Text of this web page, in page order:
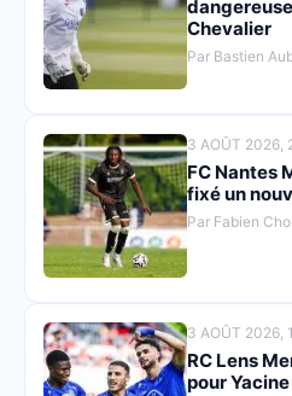
Chevalier
Par Bastien
3 AOÛT 2026,
FC Nantes
fixé un
Par Fabien
3 AOÛT 2026,
RC Lens
pour